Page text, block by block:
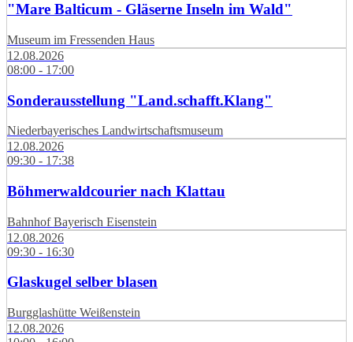
"Mare Balticum - Gläserne Inseln im Wald"
Museum im Fressenden Haus
12.08.2026
08:00 - 17:00
Sonderausstellung "Land.schafft.Klang"
Niederbayerisches Landwirtschaftsmuseum
12.08.2026
09:30 - 17:38
Böhmerwaldcourier nach Klattau
Bahnhof Bayerisch Eisenstein
12.08.2026
09:30 - 16:30
Glaskugel selber blasen
Burgglashütte Weißenstein
12.08.2026